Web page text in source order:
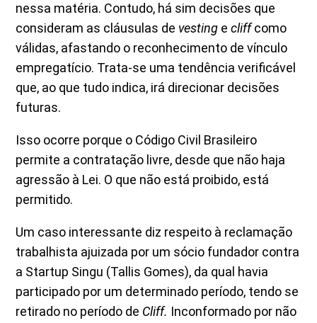
nessa matéria. Contudo, há sim decisões que
consideram as cláusulas de vesting ecliffcomo
válidas, afastando o reconhecimento de vínculo
empregatício. Trata-se uma tendência verificável
que, ao que tudo indica, irá direcionar decisões
futuras.
Isso ocorre porque o Código Civil Brasileiro
permite a contratação livre, desde que não haja
agressão à Lei. O que não está proibido, está
permitido.
Um caso interessante diz respeito à reclamação
trabalhista ajuizada por um sócio fundador contra
a Startup Singu (Tallis Gomes), da qual havia
participado por um determinado período, tendo se
retirado no período de Cliff. Inconformado por não